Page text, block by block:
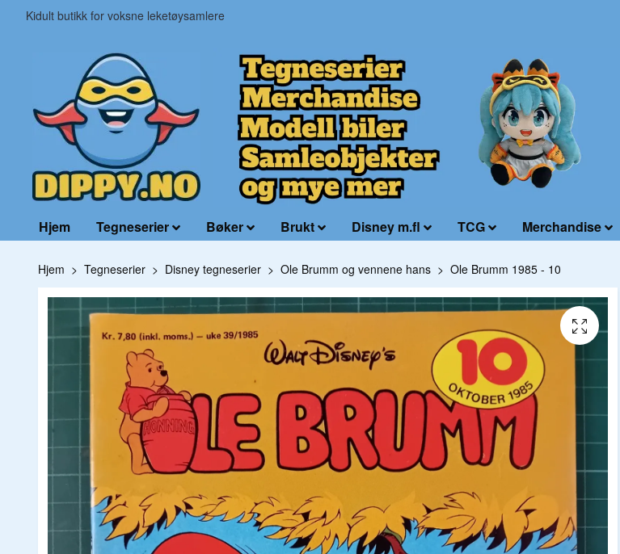
Kidult butikk for voksne leketøysamlere
Hjem Tegneserier Bøker Brukt Disney m.fl TCG Merchandise
Hjem Tegneserier Disney tegneserier Ole Brumm og vennene hans Ole Brumm 1985 - 10